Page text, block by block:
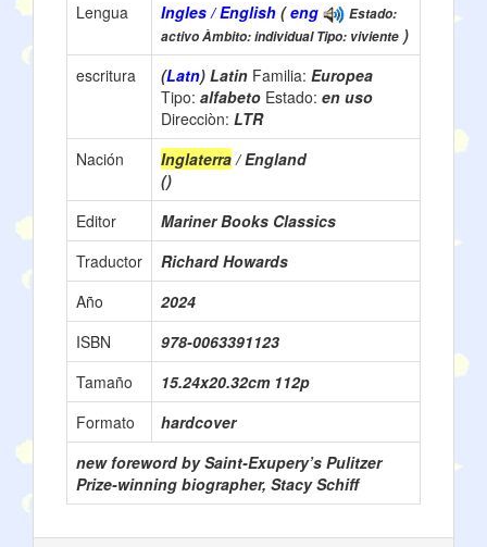
Lengua
Ingles / English (eng
Estado:
activo Àmbito: individual Tipo: viviente )
escritura
(Latn) Latin Familia: Europea
Tipo: alfabeto Estado: en uso
Direcciòn: LTR
Nación
Inglaterra/ England
()
Editor
Mariner Books Classics
Traductor
Richard Howards
Año
2024
ISBN
978-0063391123
Tamaño
15.24x20.32cm 112p
Formato
hardcover
new foreword by Saint-Exupery’s Pulitzer
Prize-winning biographer, Stacy Schiff